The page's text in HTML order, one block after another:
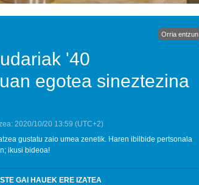
Orria entzun
'40
egotea sineztezina
2020/10/20 13:59 (UTC+2)
gustatu zaio umea zenetik. Haren ibilbide pertsonala
ikusi bideoa!
GAI HAUEK ERE IZATEA